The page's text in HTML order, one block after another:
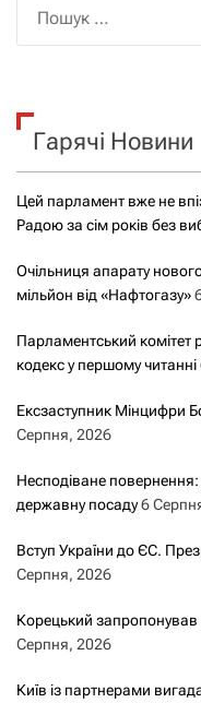
к
Гарячі Новини
Цей парламент вже не
Радою за сім років без
Очільниця апарату
мільйон від «Нафтогазу»
Парламентський
кодекс у першому читанні
Ексзаступник Мінцифри
Серпня, 2026
Несподіване
державну посаду6
Вступ України до ЄС.
Серпня, 2026
Корецький запропонував
Серпня, 2026
Київ із партнерами